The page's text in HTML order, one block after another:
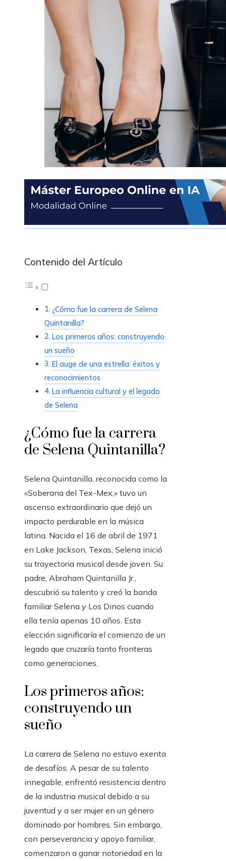
Contenido del Artículo
¿Cómo fue la carrera de Selena
Quintanilla?
Los primeros años: construyendo
un sueño
El auge de una estrella: éxitos y
reconocimientos
La influencia cultural y el legado
de Selena
¿Cómo fue la carrera
de Selena Quintanilla?
Selena Quintanilla, reconocida como la
«Soberana del Tex-Mex,» tuvo un
ascenso extraordinario que dejó un
impacto perdurable en la música
latina. Nacida el 16 de abril de 1971
en Lake Jackson, Texas, Selena inició
su trayectoria musical desde joven. Su
padre, Abraham Quintanilla Jr.,
descubrió su talento y creó la banda
familiar Selena y Los Dinos cuando
ella tenía apenas 10 años. Esta
elección significaría el comienzo de un
legado que cruzaría tanto fronteras
como generaciones.
Los primeros años:
construyendo un
sueño
La carrera de Selena no estuvo exenta
de desafíos. A pesar de su talento
innegable, enfrentó resistencia dentro
de la industria musical debido a su
juventud y a ser mujer en un género
dominado por hombres. Sin embargo,
con perseverancia y apoyo familiar,
comenzaron a ganar notoriedad en la